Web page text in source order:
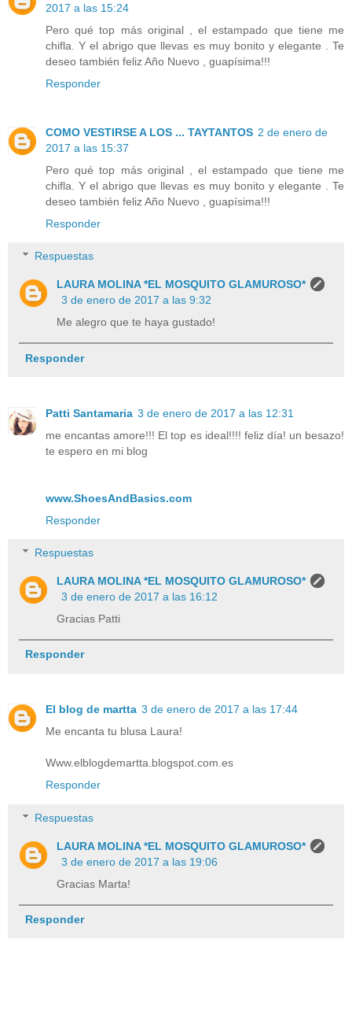
2017 a las 15:24
Pero qué top más original , el estampado que tiene me
chifla. Y el abrigo que llevas es muy bonito y elegante . Te
deseo también feliz Año Nuevo , guapísima!!!
Responder
COMO VESTIRSE A LOS ... TAYTANTOS 2 de enero de
2017 a las 15:37
Pero qué top más original , el estampado que tiene me
chifla. Y el abrigo que llevas es muy bonito y elegante . Te
deseo también feliz Año Nuevo , guapísima!!!
Responder
Respuestas
LAURA MOLINA *EL MOSQUITO GLAMUROSO*
3 de enero de 2017 a las 9:32
Me alegro que te haya gustado!
Responder
Patti Santamaria 3 de enero de 2017 a las 12:31
me encantas amore!!! El top es ideal!!!! feliz día! un besazo!
te espero en mi blog
www.ShoesAndBasics.com
Responder
Respuestas
LAURA MOLINA *EL MOSQUITO GLAMUROSO*
3 de enero de 2017 a las 16:12
Gracias Patti
Responder
El blog de martta 3 de enero de 2017 a las 17:44
Me encanta tu blusa Laura!
Www.elblogdemartta.blogspot.com.es
Responder
Respuestas
LAURA MOLINA *EL MOSQUITO GLAMUROSO*
3 de enero de 2017 a las 19:06
Gracias Marta!
Responder